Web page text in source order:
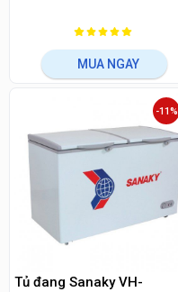
MUA NGAY
Tủ đang Sanaky VH-
-11%